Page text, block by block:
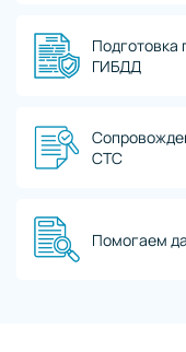
Подготовка
ГИБДД
СТС
Помогаем